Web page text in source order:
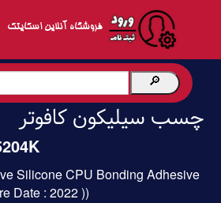
فروشگاه آنلاین اسکایتک
چسب سیلیکون کافوتر
Silicone CPU Bonding Adhesive
Date : 2022 ))